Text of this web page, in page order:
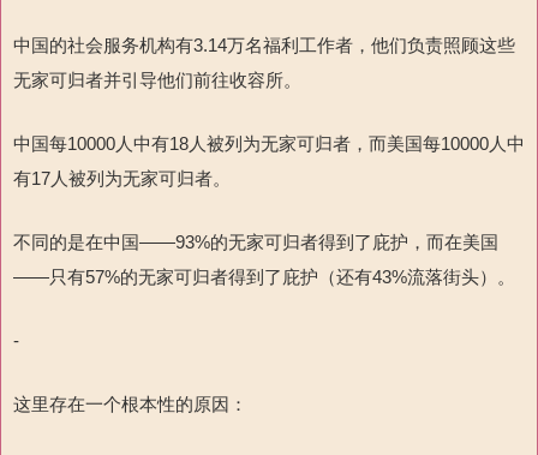
中国的社会服务机构有3.14万名福利工作者，他们负责照顾这些
无家可归者并引导他们前往收容所。
中国每10000人中有18人被列为无家可归者，而美国每10000人中
有17人被列为无家可归者。
不同的是在中国——93%的无家可归者得到了庇护，而在美国
——只有57%的无家可归者得到了庇护（还有43%流落街头）。
-
这里存在一个根本性的原因：